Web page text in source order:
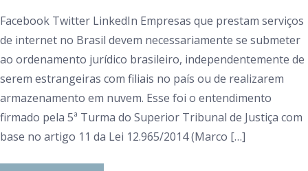
Facebook Twitter LinkedIn Empresas que prestam serviços
de internet no Brasil devem necessariamente se submeter
ao ordenamento jurídico brasileiro, independentemente de
serem estrangeiras com filiais no país ou de realizarem
armazenamento em nuvem. Esse foi o entendimento
firmado pela 5ª Turma do Superior Tribunal de Justiça com
base no artigo 11 da Lei 12.965/2014 (Marco […]